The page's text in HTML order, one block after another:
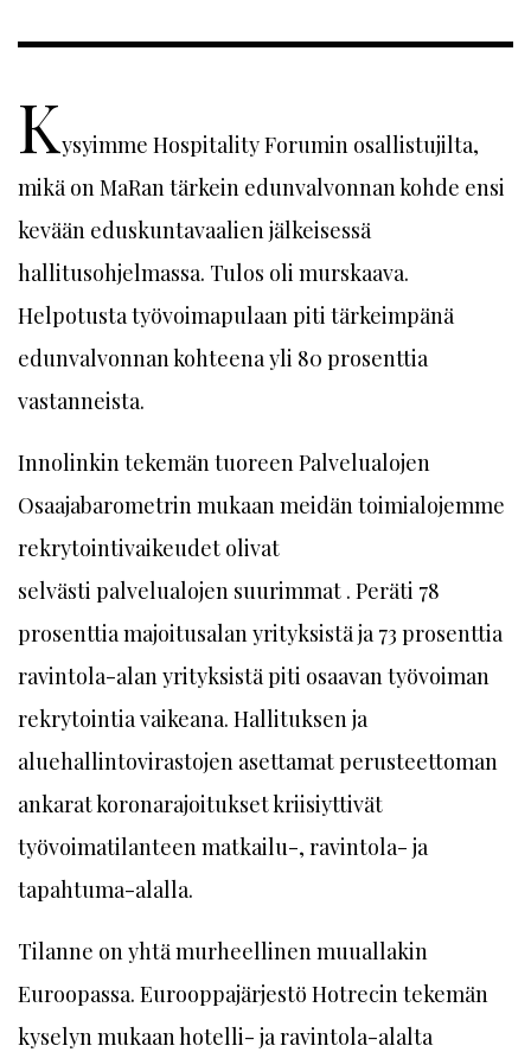
Kysyimme Hospitality Forumin osallistujilta,
mikä on MaRan tärkein edunvalvonnan kohde ensi
kevään eduskuntavaalien jälkeisessä
hallitusohjelmassa. Tulos oli murskaava.
Helpotusta työvoimapulaan piti tärkeimpänä
edunvalvonnan kohteena yli 80 prosenttia
vastanneista.
Innolinkin tekemän tuoreen Palvelualojen
Osaajabarometrin mukaan meidän toimialojemme
rekrytointivaikeudet olivat
selvästi palvelualojen suurimmat . Peräti 78
prosenttia majoitusalan yrityksistä ja 73 prosenttia
ravintola-alan yrityksistä piti osaavan työvoiman
rekrytointia vaikeana. Hallituksen ja
aluehallintovirastojen asettamat perusteettoman
ankarat koronarajoitukset kriisiyttivät
työvoimatilanteen matkailu-, ravintola- ja
tapahtuma-alalla.
Tilanne on yhtä murheellinen muuallakin
Euroopassa. Eurooppajärjestö Hotrecin tekemän
kyselyn mukaan hotelli- ja ravintola-alalta